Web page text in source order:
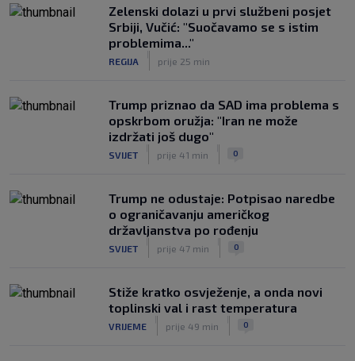
Zelenski dolazi u prvi službeni posjet
Srbiji, Vučić: "Suočavamo se s istim
problemima..."
REGIJA prije 25 min
Trump priznao da SAD ima problema s
opskrbom oružja: "Iran ne može
izdržati još dugo"
SVIJET prije 41 min 0
Trump ne odustaje: Potpisao naredbe
o ograničavanju američkog
državljanstva po rođenju
SVIJET prije 47 min 0
Stiže kratko osvježenje, a onda novi
toplinski val i rast temperatura
VRIJEME prije 49 min 0